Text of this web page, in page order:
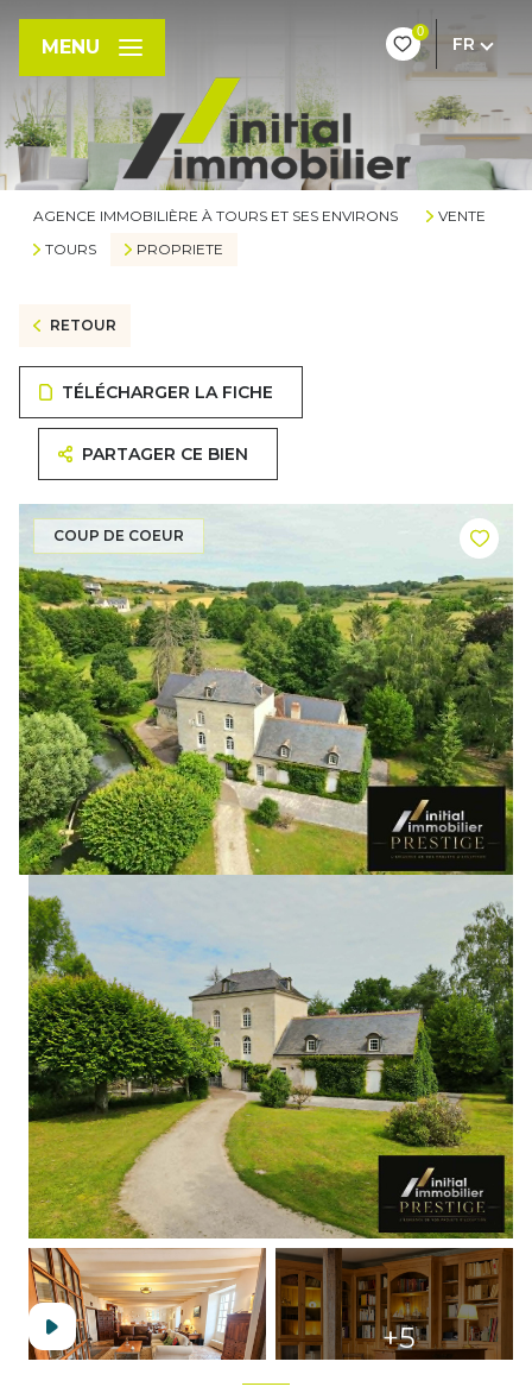
0
FR
MENU
AGENCE IMMOBILIÈRE À TOURS ET SES ENVIRONS
VENTE
TOURS
PROPRIETE
RETOUR
TÉLÉCHARGER LA FICHE
PARTAGER CE BIEN
COUP DE COEUR
+5